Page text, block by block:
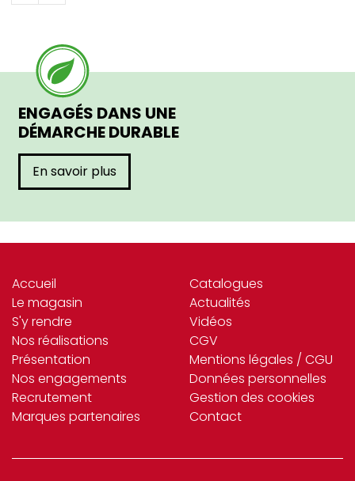
ENGAGÉS DANS UNE
DÉMARCHE DURABLE
En savoir plus
Accueil
Le magasin
S'y rendre
Nos réalisations
Présentation
Nos engagements
Recrutement
Marques partenaires
Catalogues
Actualités
Vidéos
CGV
Mentions légales / CGU
Données personnelles
Gestion des cookies
Contact